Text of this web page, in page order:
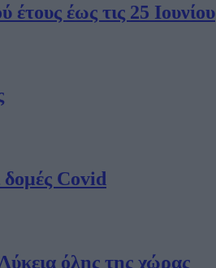
έως τις 25 Ιουνίου
δομές Covid
όλης της χώρας